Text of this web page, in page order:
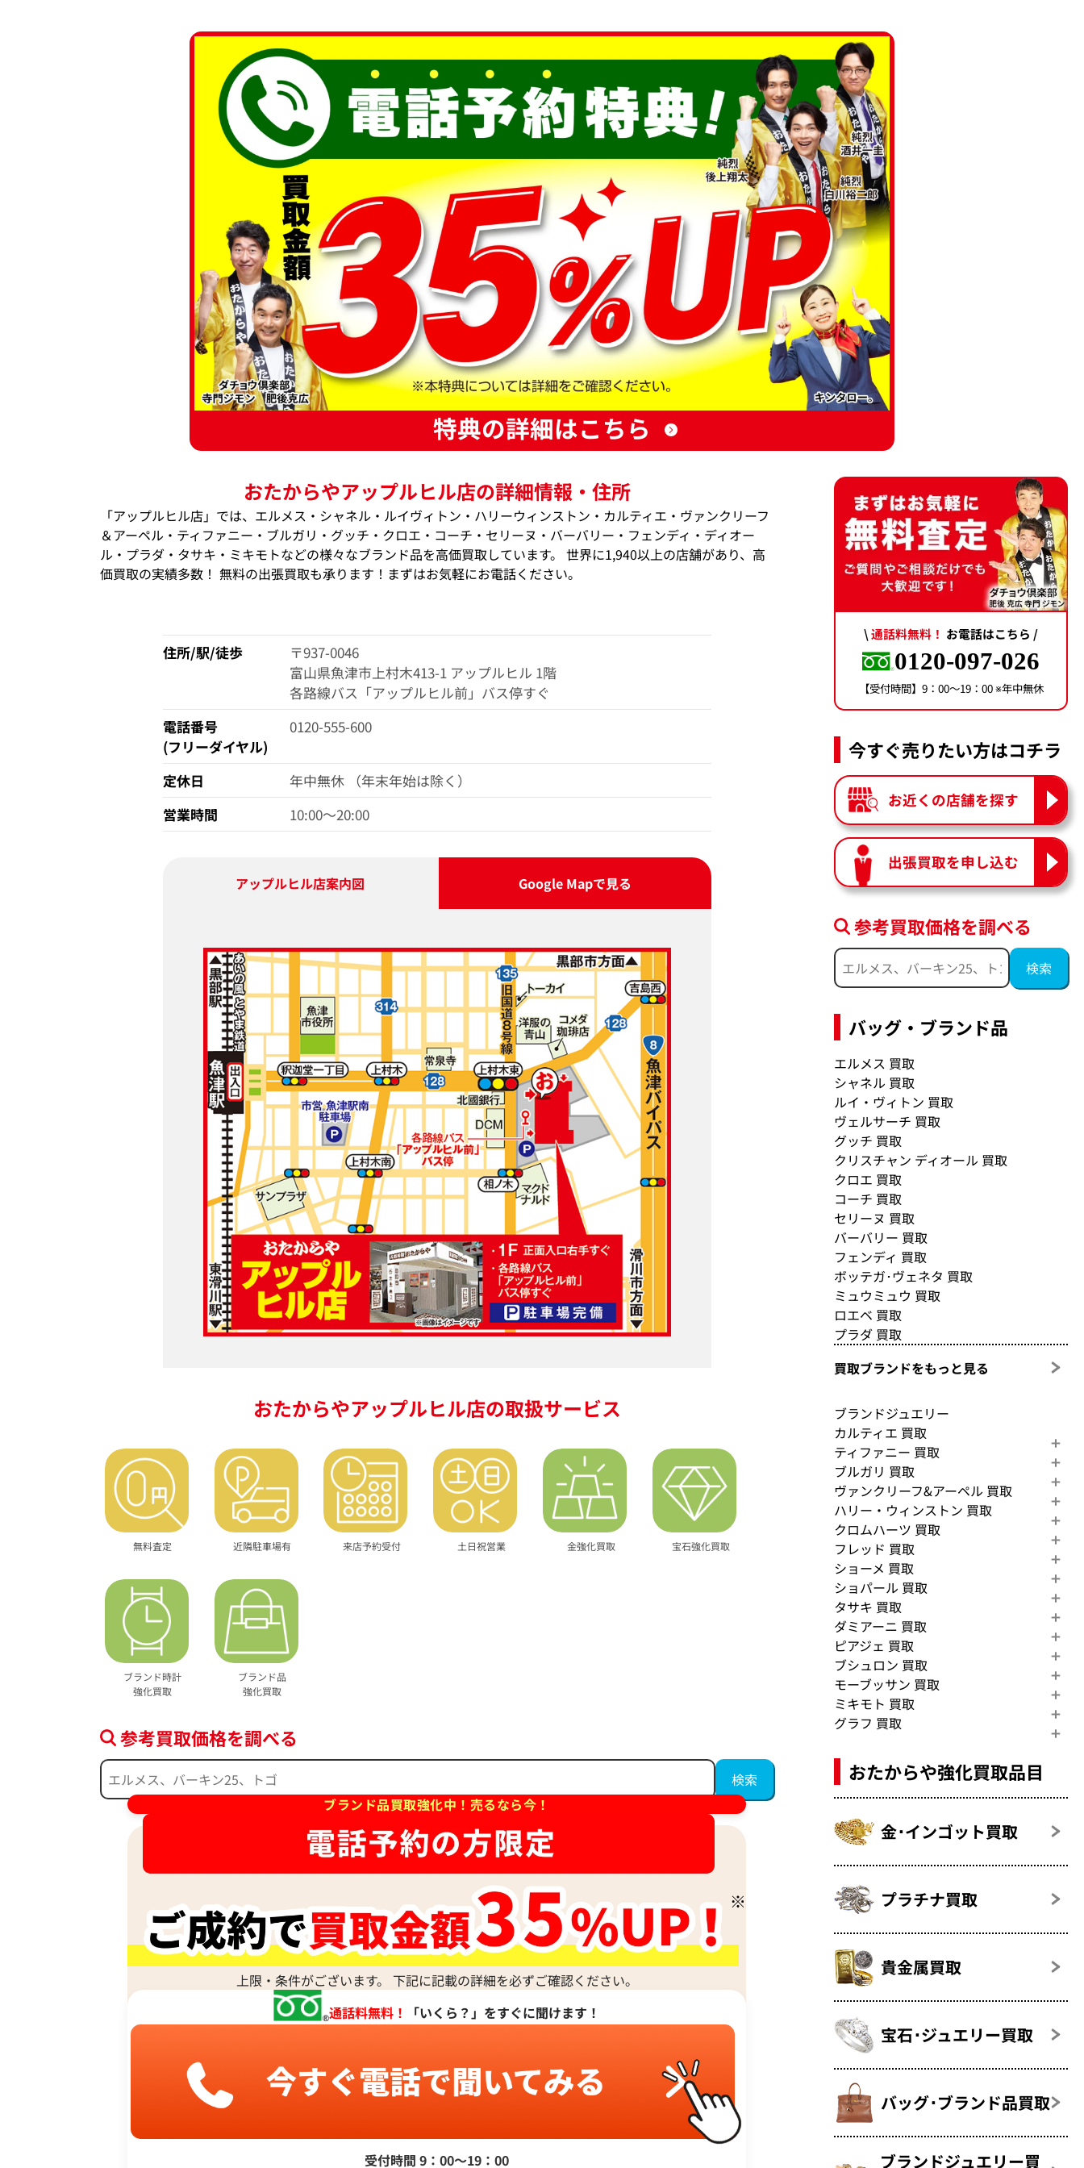
特典の詳細はこちら
おたからやアップルヒル店の詳細情報・住所
「アップルヒル店」では、エルメス・シャネル・ルイヴィトン・ハリーウィンストン・カルティエ・ヴァンクリーフ
＆アーペル・ティファニー・ブルガリ・グッチ・クロエ・コーチ・セリーヌ・バーバリー・フェンディ・ディオー
ル・プラダ・タサキ・ミキモトなどの様々なブランド品を高価買取しています。 世界に1,940以上の店舗があり、高
価買取の実績多数！ 無料の出張買取も承ります！まずはお気軽にお電話ください。
住所/駅/徒歩
〒937-0046
富山県魚津市上村木413-1 アップルヒル 1階
各路線バス「アップルヒル前」バス停すぐ
電話番号
(フリーダイヤル)
0120-555-600
定休日
年中無休 （年末年始は除く）
営業時間
10:00〜20:00
アップルヒル店案内図 Google Mapで見る
おたからやアップルヒル店の取扱サービス
無料査定 近隣駐車場有 来店予約受付 土日祝営業 金強化買取 宝石強化買取
ブランド時計
強化買取
ブランド品
強化買取
参考買取価格を調べる
ブランド品買取強化中！売るなら今！
上限・条件がございます。 下記に記載の詳細を必ずご確認ください。
通話料無料！
「いくら？」をすぐに聞けます！
受付時間 9：00〜19：00
\通話料無料！ お電話はこちら /
0120-097-026
【受付時間】9：00〜19：00 ※年中無休
今すぐ売りたい方はコチラ
お近くの店舗を探す
出張買取を申し込む
参考買取価格を調べる
バッグ・ブランド品
エルメス 買取
シャネル 買取
ルイ・ヴィトン 買取
ヴェルサーチ 買取
グッチ 買取
クリスチャン ディオール 買取
クロエ 買取
コーチ 買取
セリーヌ 買取
バーバリー 買取
フェンディ 買取
ボッテガ･ヴェネタ 買取
ミュウミュウ 買取
ロエベ 買取
プラダ 買取
買取ブランドをもっと見る
ブランドジュエリー
カルティエ 買取
ティファニー 買取
ブルガリ 買取
ヴァンクリーフ&アーペル 買取
ハリー・ウィンストン 買取
クロムハーツ 買取
フレッド 買取
ショーメ 買取
ショパール 買取
タサキ 買取
ダミアーニ 買取
ピアジェ 買取
ブシュロン 買取
モーブッサン 買取
ミキモト 買取
グラフ 買取
おたからや強化買取品目
金･インゴット買取
プラチナ買取
貴金属買取
宝石･ジュエリー買取
バッグ･ブランド品買取
ブランドジュエリー買